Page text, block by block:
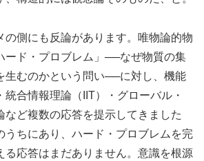
の側にも反論があります。唯物論的物
ード・プロブレム」──なぜ物質の集
生むのかという問い──に対し、機能
統合情報理論（IIT）・グローバル・
など複数の応答を提示してきました
うちにあり、ハード・プロブレムを完
る応答はまだありません。意識を根源